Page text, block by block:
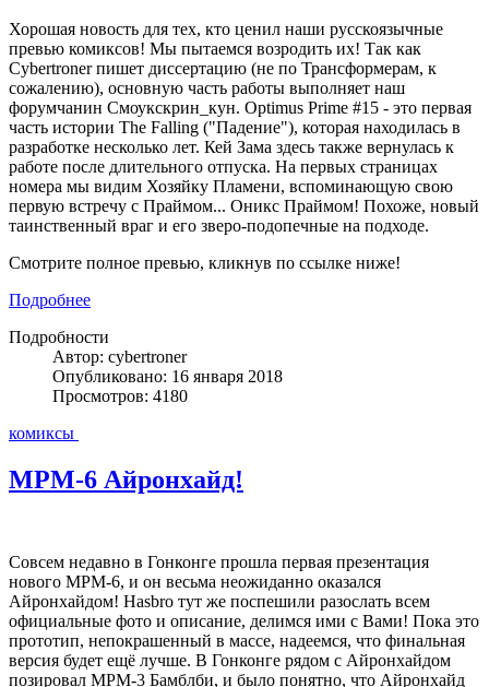
Хорошая новость для тех, кто ценил наши русскоязычные
превью комиксов! Мы пытаемся возродить их! Так как
Cybertroner пишет диссертацию (не по Трансформерам, к
сожалению), основную часть работы выполняет наш
форумчанин Смоукскрин_кун. Optimus Prime #15 - это первая
часть истории The Falling ("Падение"), которая находилась в
разработке несколько лет. Кей Зама здесь также вернулась к
работе после длительного отпуска. На первых страницах
номера мы видим Хозяйку Пламени, вспоминающую свою
первую встречу с Праймом... Оникс Праймом! Похоже, новый
таинственный враг и его зверо-подопечные на подходе.
Смотрите полное превью, кликнув по ссылке ниже!
Подробнее
Подробности
Автор: cybertroner
Опубликовано: 16 января 2018
Просмотров: 4180
комиксы
MPM-6 Айронхайд!
Совсем недавно в Гонконге прошла первая презентация
нового MPM-6, и он весьма неожиданно оказался
Айронхайдом! Hasbro тут же поспешили разослать всем
официальные фото и описание, делимся ими с Вами! Пока это
прототип, непокрашенный в массе, надеемся, что финальная
версия будет ещё лучше. В Гонконге рядом с Айронхайдом
позировал MPM-3 Бамблби, и было понятно, что Айронхайд